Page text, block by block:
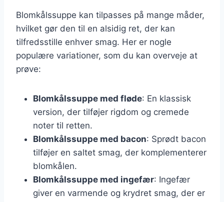
Blomkålssuppe kan tilpasses på mange måder,
hvilket gør den til en alsidig ret, der kan
tilfredsstille enhver smag. Her er nogle
populære variationer, som du kan overveje at
prøve:
Blomkålssuppe med fløde: En klassisk
version, der tilføjer rigdom og cremede
noter til retten.
Blomkålssuppe med bacon: Sprødt bacon
tilføjer en saltet smag, der komplementerer
blomkålen.
Blomkålssuppe med ingefær: Ingefær
giver en varmende og krydret smag, der er